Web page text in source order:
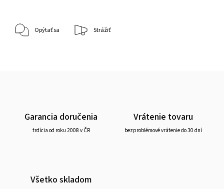
Opýtať sa Strážiť
Garancia doručenia
trdícia od roku 2008 v ČR
Vrátenie tovaru
bezproblémové vrátenie do 30 dní
Všetko skladom